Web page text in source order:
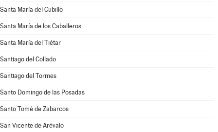
Santa María del Cubillo
Santa María de los Caballeros
Santa María del Tiétar
Santiago del Collado
Santiago del Tormes
Santo Domingo de las Posadas
Santo Tomé de Zabarcos
San Vicente de Arévalo